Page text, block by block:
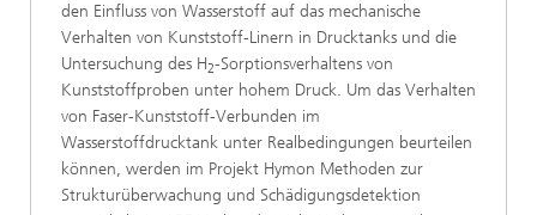
den Einfluss von Wasserstoff auf das mechanische
Verhalten von Kunststoff-Linern in Drucktanks und die
Untersuchung des H2-Sorptionsverhaltens von
Kunststoffproben unter hohem Druck. Um das Verhalten
von Faser-Kunststoff-Verbunden im
Wasserstoffdrucktank unter Realbedingungen beurteilen
können, werden im Projekt Hymon Methoden zur
Strukturüberwachung und Schädigungsdetektion